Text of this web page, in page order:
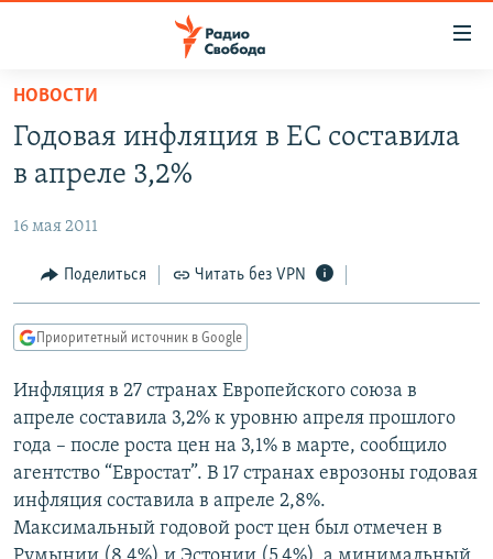
упрощенного
доступа
основному
Вернутся
главной
навигации
Вернутся
поиску
ПОДКАСТЫ
АВТОРСКИЕ ПРОЕКТЫ
ЦИТАТЫ СВОБОДЫ
МНЕНИЯ
IDEL.РЕАЛИИ
КАВКАЗ.РЕАЛИИ
СЕВЕР.РЕАЛИИ
СИБИРЬ.РЕАЛИИ
РАСПИСАНИЕ ВЕЩАНИЯ
ПОДПИШИТЕСЬ НА РАССЫЛКУ
НОВОСТИ
Годовая инфляция в ЕС составила
в апреле 3,2%
16 мая 2011
Поделиться Читать без VPN
Приоритетный источник в Google
Инфляция в 27 странах Европейского союза в
апреле составила 3,2% к уровню апреля прошлого
года – после роста цен на 3,1% в марте, сообщило
агентство “Евростат”. В 17 странах еврозоны годовая
инфляция составила в апреле 2,8%.
Максимальный годовой рост цен был отмечен в